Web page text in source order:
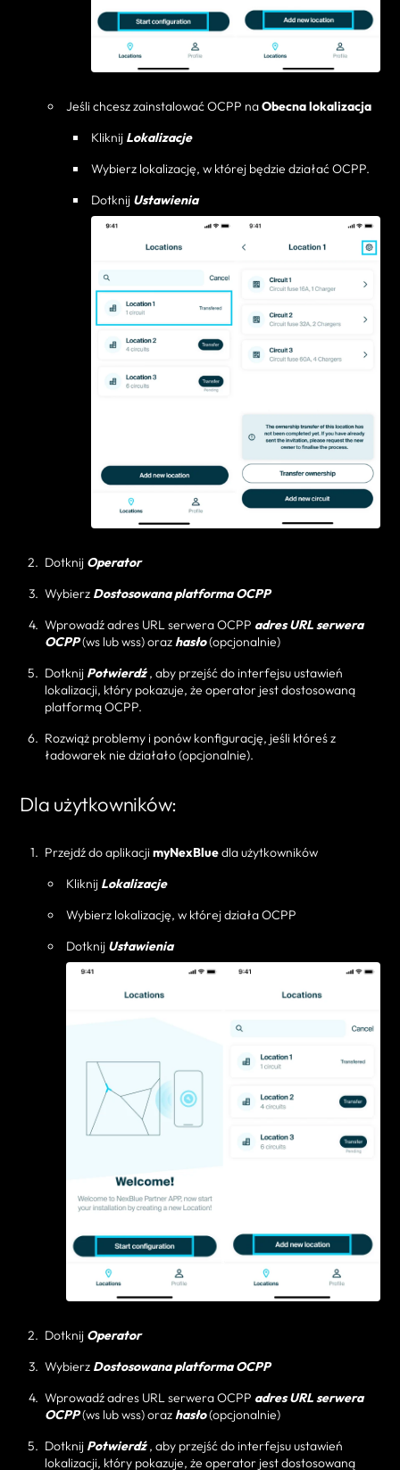
Jeśli chcesz zainstalować OCPP naObecna lokalizacja
Kliknij Lokalizacje
Wybierz lokalizację, w której będzie działać OCPP.
Dotknij Ustawienia
Dotknij Operator
Wybierz Dostosowana platforma OCPP
Wprowadź adres URL serwera OCPP adres URL serwera
OCPP(ws lub wss) orazhasło(opcjonalnie)
Dotknij Potwierdź, aby przejść do interfejsu ustawień
lokalizacji, który pokazuje, że operator jest dostosowaną
platformą OCPP.
Rozwiąż problemy i ponów konfigurację, jeśli któreś z
ładowarek nie działało (opcjonalnie).
Dla użytkowników:
Przejdź do aplikacji myNexBluedla użytkowników
Kliknij Lokalizacje
Wybierz lokalizację, w której działa OCPP
Dotknij Ustawienia
Dotknij Operator
Wybierz Dostosowana platforma OCPP
Wprowadź adres URL serwera OCPP adres URL serwera
OCPP(ws lub wss) orazhasło(opcjonalnie)
Dotknij Potwierdź, aby przejść do interfejsu ustawień
lokalizacji, który pokazuje, że operator jest dostosowaną